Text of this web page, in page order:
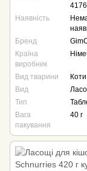
Наявність
Бренд
Країна
виробник
Вид тварини
Коти
Вид
Тип
Вага
пакування
40 г